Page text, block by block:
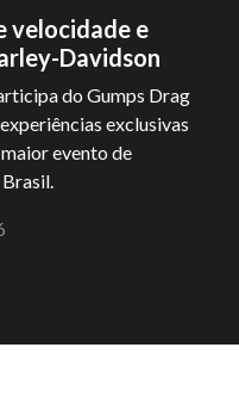
velocidade e
Davidson
do Gumps Drag
exclusivas
evento de